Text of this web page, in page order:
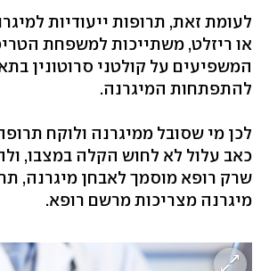
לעומת זאת, תרופות ייעודיות
או ריזלט, משתייכות למשפחת
המשפיעים על קולטני סרוטונין
להתפתחות המיגרנה.
לכן מי שסובל ממיגרנה ולוקח
כאב עלול לא לחוש הקלה במצבו,
שרק רופא מוסמך לאבחן מיגרנה,
מיגרנה מצריכות מרשם רופא.